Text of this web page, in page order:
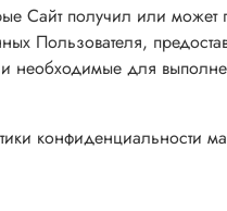
Сайт получил или может
для
конфиденциальности